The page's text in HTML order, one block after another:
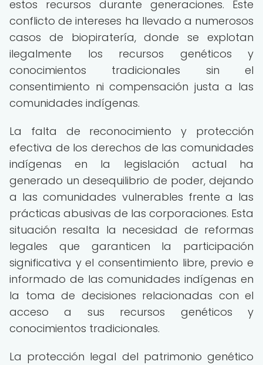
estos recursos durante generaciones. Este
conflicto de intereses ha llevado a numerosos
casos de biopiratería, donde se explotan
ilegalmente los recursos genéticos y
conocimientos tradicionales sin el
consentimiento ni compensación justa a las
comunidades indígenas.
La falta de reconocimiento y protección
efectiva de los derechos de las comunidades
indígenas en la legislación actual ha
generado un desequilibrio de poder, dejando
a las comunidades vulnerables frente a las
prácticas abusivas de las corporaciones. Esta
situación resalta la necesidad de reformas
legales que garanticen la participación
significativa y el consentimiento libre, previo e
informado de las comunidades indígenas en
la toma de decisiones relacionadas con el
acceso a sus recursos genéticos y
conocimientos tradicionales.
La protección legal del patrimonio genético